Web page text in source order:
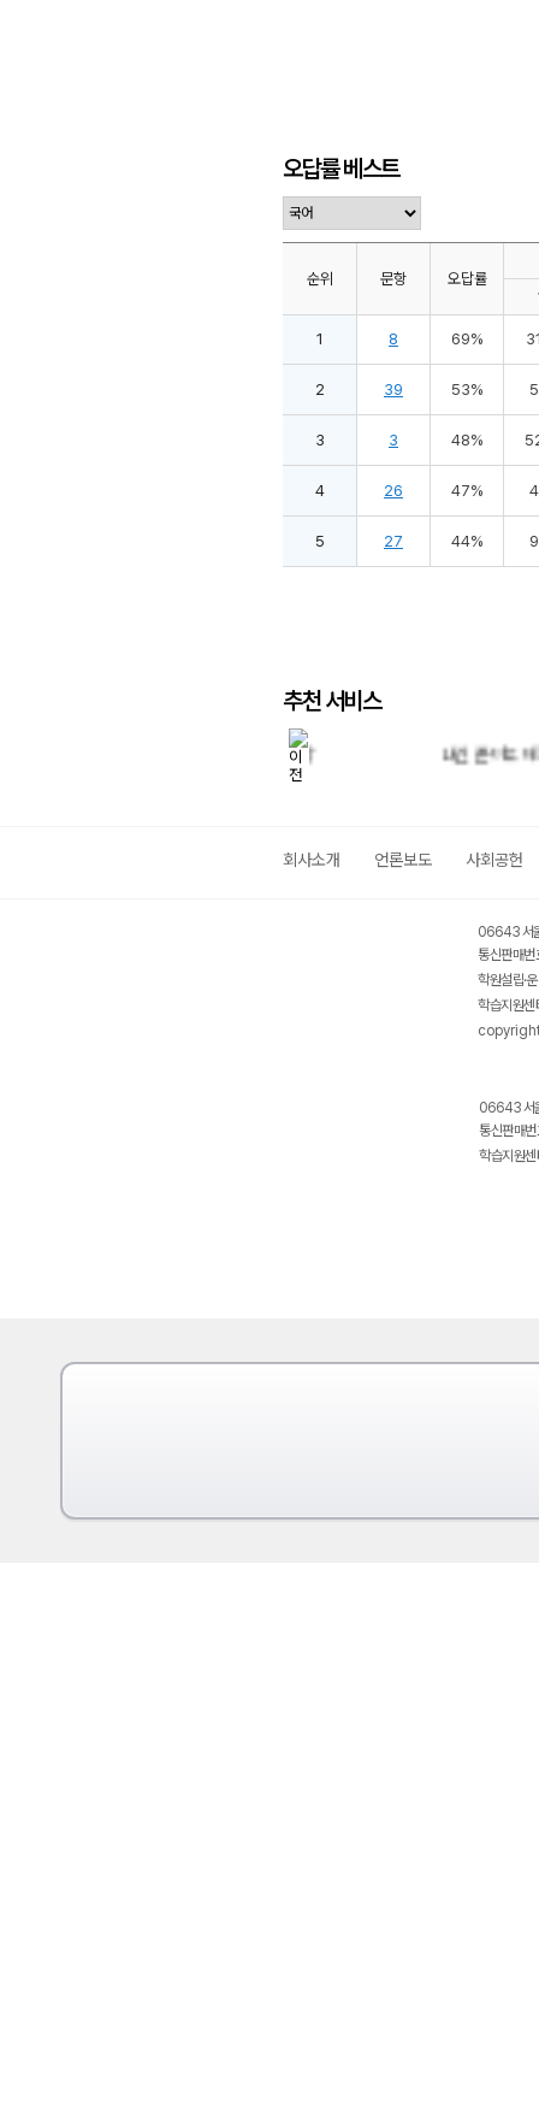
오답률 베스트
순위 문항
오답률
1 8 69%
2 39 53%
3 3 48%
4 26 47%
5 27 44%
추천 서비스
내신 준비도 메가스터디와 함
회사소개 언론보도 사회공헌
06643 서
통신판매
학원설립·
학습지원
06643 서
통신판매
학습지원